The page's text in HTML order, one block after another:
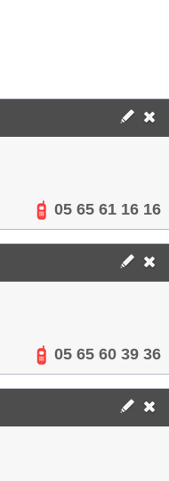
05 65 61 16 16
05 65 60 39 36